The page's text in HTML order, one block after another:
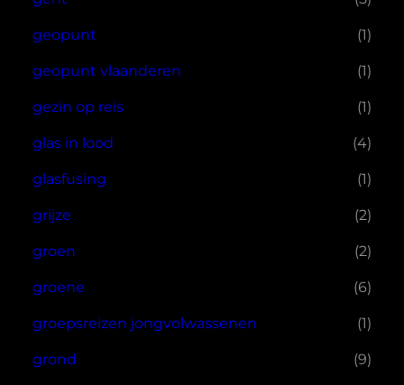
geopunt (1)
geopunt vlaanderen (1)
gezin op reis (1)
glas in lood (4)
glasfusing (1)
grijze (2)
groen (2)
groene (6)
groepsreizen jongvolwassenen (1)
grond (9)